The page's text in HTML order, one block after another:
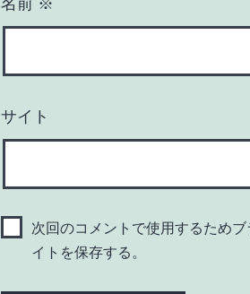
名前 ※
サイト
次回のコメントで使用するため
イトを保存する。